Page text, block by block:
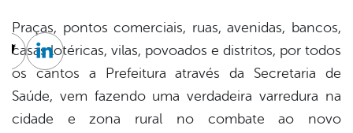
Praças, pontos comerciais, ruas, avenidas, bancos,
casas lotéricas, vilas, povoados e distritos, por todos
os cantos a Prefeitura através da Secretaria de
Saúde, vem fazendo uma verdadeira varredura na
cidade e zona rural no combate ao novo
TwitterLinkedin